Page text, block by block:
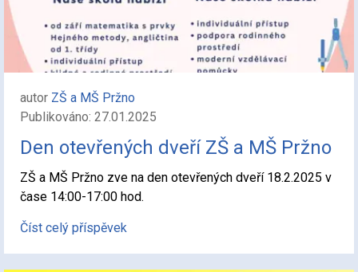
autor ZŠ a MŠ Pržno
Publikováno: 27.01.2025
Den otevřených dveří ZŠ a MŠ Pržno
ZŠ a MŠ Pržno zve na den otevřených dveří 18.2.2025 v
čase 14:00-17:00 hod.
Číst celý příspěvek